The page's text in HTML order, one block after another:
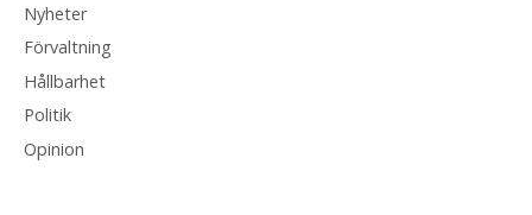
Nyheter
Förvaltning
Hållbarhet
Politik
Opinion